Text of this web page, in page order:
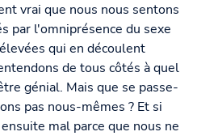
vrai que nous nous sentons
par l'omniprésence du sexe
qui en découlent
de tous côtés à quel
génial. Mais que se passe-
pas nous-mêmes ? Et si
mal parce que nous ne